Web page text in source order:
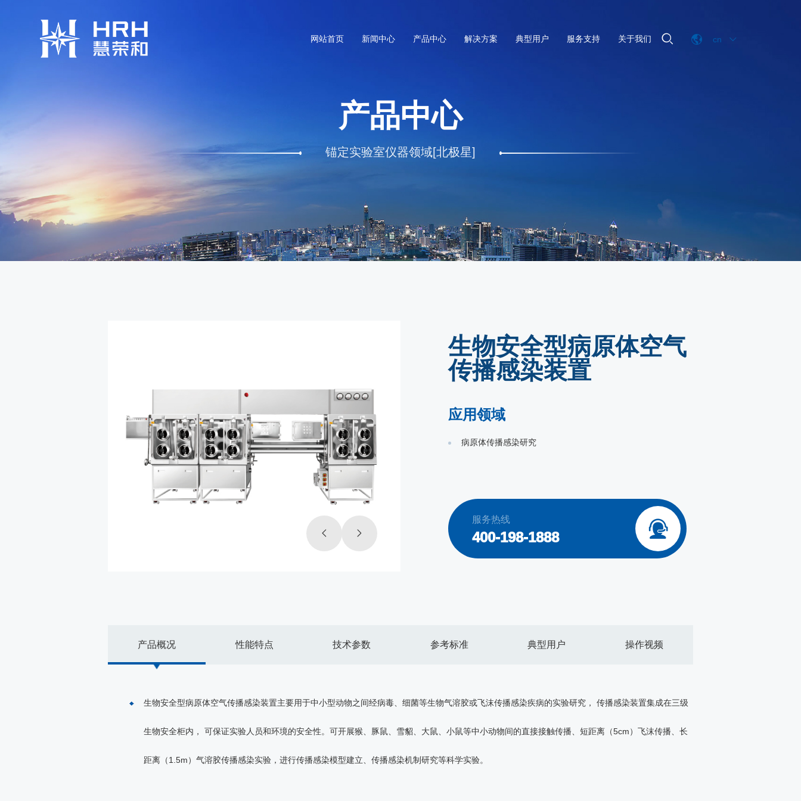
网站首页 新闻中心 产品中心 解决方案 典型用户 服务支持 关于我们 cn 
产品中心
锚定实验室仪器领域[北极星]
生物安全型病原体空气
传播感染装置
应用领域
病原体传播感染研究
服务热线
400-198-1888 
产品概况 性能特点 技术参数 参考标准 典型用户 操作视频
生物安全型病原体空气传播感染装置主要用于中小型动物之间经病毒、细菌等生物气溶胶或飞沫传播感染疾病的实验研究， 传播感染装置集成在三级
生物安全柜内， 可保证实验人员和环境的安全性。可开展猴、豚鼠、雪貂、大鼠、小鼠等中小动物间的直接接触传播、短距离（5cm）飞沫传播、长
距离（1.5m）气溶胶传播感染实验，进行传播感染模型建立、传播感染机制研究等科学实验。